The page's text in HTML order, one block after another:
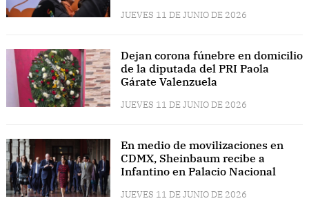
JUEVES 11 DE JUNIO DE 2026
Dejan corona fúnebre en domicilio
de la diputada del PRI Paola
Gárate Valenzuela
JUEVES 11 DE JUNIO DE 2026
En medio de movilizaciones en
CDMX, Sheinbaum recibe a
Infantino en Palacio Nacional
JUEVES 11 DE JUNIO DE 2026